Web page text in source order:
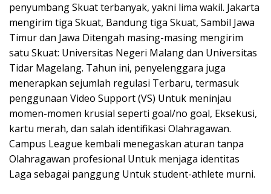
penyumbang Skuat terbanyak, yakni lima wakil. Jakarta
mengirim tiga Skuat, Bandung tiga Skuat, Sambil Jawa
Timur dan Jawa Ditengah masing-masing mengirim
satu Skuat: Universitas Negeri Malang dan Universitas
Tidar Magelang. Tahun ini, penyelenggara juga
menerapkan sejumlah regulasi Terbaru, termasuk
penggunaan Video Support (VS) Untuk meninjau
momen-momen krusial seperti goal/no goal, Eksekusi,
kartu merah, dan salah identifikasi Olahragawan.
Campus League kembali menegaskan aturan tanpa
Olahragawan profesional Untuk menjaga identitas
Laga sebagai panggung Untuk student-athlete murni.